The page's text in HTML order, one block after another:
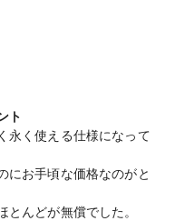
より被りにくいデザイ
指輪の真ん中に波のよ
た。こちらも被らなそ
象的でした。何度も足
らず丁寧な接客をして
よりやすかったです。
ネックレスとピアスをき
。
ト
永く使える仕様になって
にお手頃な価格なのがと
んどが無償でした。